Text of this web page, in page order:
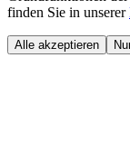
finden Sie in unserer
Alle akzeptieren